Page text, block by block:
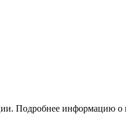
Подробнее информацию о